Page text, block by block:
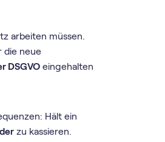
arbeiten müssen.
die neue
DSGVO eingehalten
Hält ein
zu kassieren.